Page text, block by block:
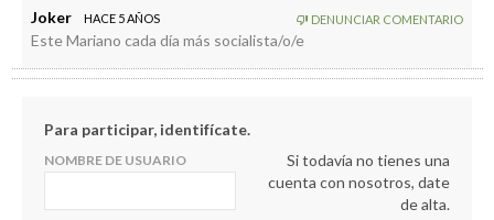
Joker HACE 5 AÑOS DENUNCIAR COMENTARIO
Este Mariano cada día más socialista/o/e
Para participar, identifícate.
NOMBRE DE USUARIO
Si todavía no tienes una
cuenta con nosotros, date
de alta.